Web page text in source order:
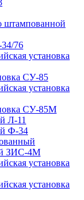
штампованной
76
установка
СУ-85
установка
СУ-85М
Л-11
Ф-34
ЗИС-4М
установка
установка